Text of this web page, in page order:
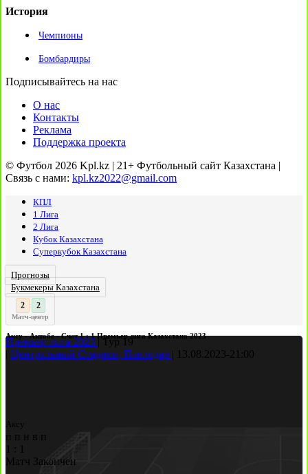
История
Чемпионы
Бомбардиры
Подписывайтесь на нас
О нас
Контакты
Реклама
Поддержка проекта
© Футбол 2026 Kpl.kz | 21+ Футбольный сайт Казахстана |
Связь с нами: kpl.kz2022@gmail.com
КПЛ
1 Лига
2 Лига
Кубок Казахстана
Суперкубок Казахстана
Прогнозы
Букмекеры Казахстана
3
:
Матч-центр
Аксу - Актобе - Счет 1 : 1 Премьер лига Казахстана 2023
Премьер лига 2023 | Тур 19
Центральный Стадион, Павлодар 13.08.2023- 21:00
Аксу
п п н в
п
1
1
Матч Закончен